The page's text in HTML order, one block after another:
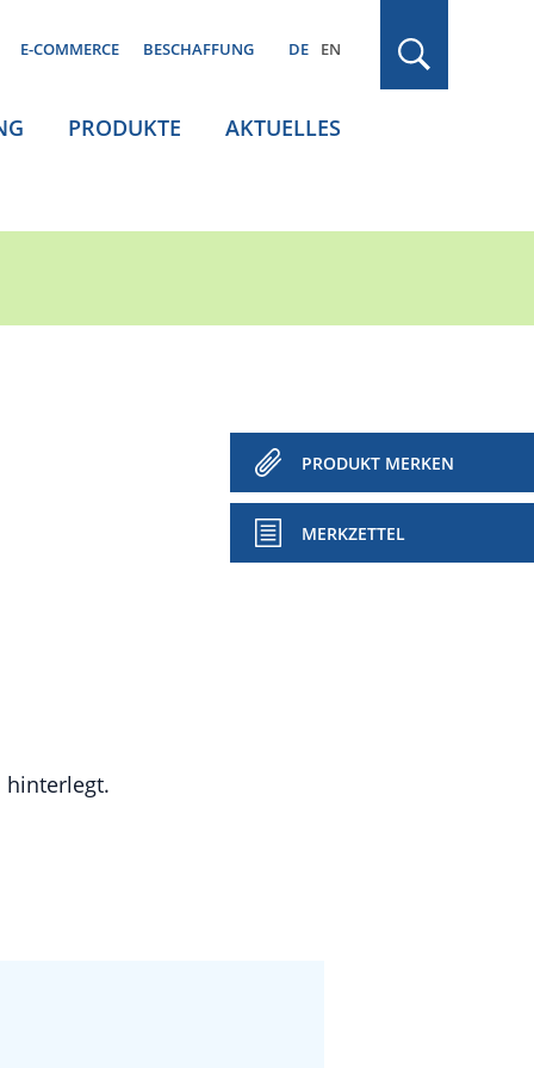
E-COMMERCE BESCHAFFUNG DE EN
PRODUKTE AKTUELLES
PRODUKT MERKEN
MERKZETTEL
hinterlegt.